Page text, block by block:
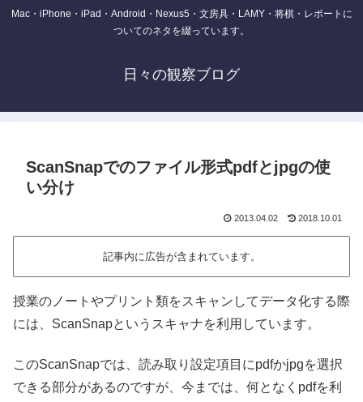
Mac・iPhone・iPad・Android・Nexus5・文房具・LAMY・将棋・レポートに
ついてのネタを綴っています。
日々の観察ブログ
ScanSnapでのファイル形式pdfとjpgの使
い分け
2013.04.02 2018.10.01
記事内に広告が含まれています。
授業のノートやプリント類をスキャンしてデータ化する際
には、ScanSnapというスキャナを利用しています。
このScanSnapでは、読み取り設定項目にpdfかjpgを選択
できる部分があるのですが、今までは、何となくpdfを利